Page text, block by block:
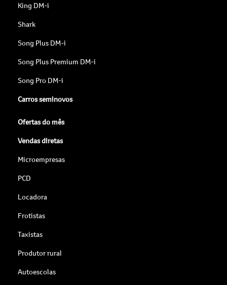
King DM-i
Shark
Song Plus DM-i
Song Plus Premium DM-i
Song Pro DM-i
Carros seminovos
Ofertas do mês
Vendas diretas
Microempresas
PCD
Locadora
Frotistas
Taxistas
Produtor rural
Autoescolas